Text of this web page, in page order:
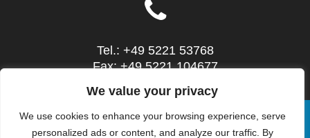
We value your privacy
We use cookies to enhance your browsing experience, serve
personalized ads or content, and analyze our traffic. By
Tel.: +49 5221 53768
Fax: +49 5221 104677